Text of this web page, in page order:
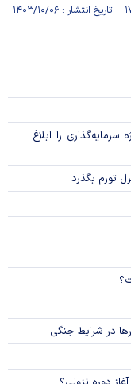
را ابلاغ
تورم بگذرد
در شرایط جنگی